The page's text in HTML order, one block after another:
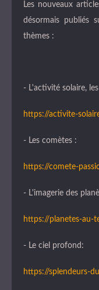
Les nouveaux
désormais publiés
thèmes :
- L'activité solaire,
https://activite-
- Les comètes :
https://comete-
- L'imagerie des
https://planetes-au-
- Le ciel profond:
https://splendeurs-